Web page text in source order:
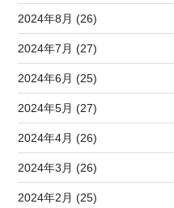
2024年8月 (26)
2024年7月 (27)
2024年6月 (25)
2024年5月 (27)
2024年4月 (26)
2024年3月 (26)
2024年2月 (25)